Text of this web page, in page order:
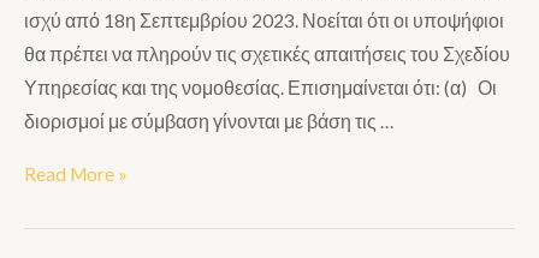
ισχύ από 18η Σεπτεμβρίου 2023. Νοείται ότι οι υποψήφιοι
θα πρέπει να πληρούν τις σχετικές απαιτήσεις του Σχεδίου
Υπηρεσίας και της νομοθεσίας. Επισημαίνεται ότι: (α) Οι
διορισμοί με σύμβαση γίνονται με βάση τις …
Read More »